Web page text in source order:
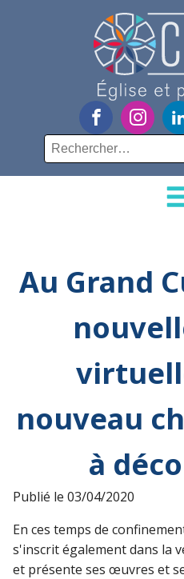
Rechercher :
Au Grand
nouveau
à
Publié le 03/04/2020
En ces temps de
s'inscrit également dans la
et présente ses œuvres et